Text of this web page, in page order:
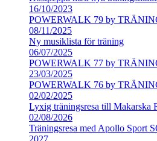
16/10/2023
POWERWALK 79 by
08/11/2025
Ny musiklista för träning
06/07/2025
POWERWALK 77 by
23/03/2025
POWERWALK 76 by
02/02/2025
Lyxig träningsresa till Makarska
02/08/2026
Träningsresa med Apollo Sport
2027